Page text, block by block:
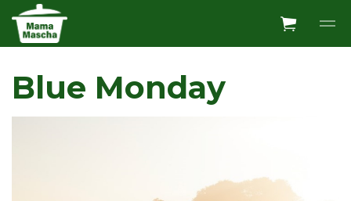
Overslaan en ga direct naar de inhoud
Blue Monday